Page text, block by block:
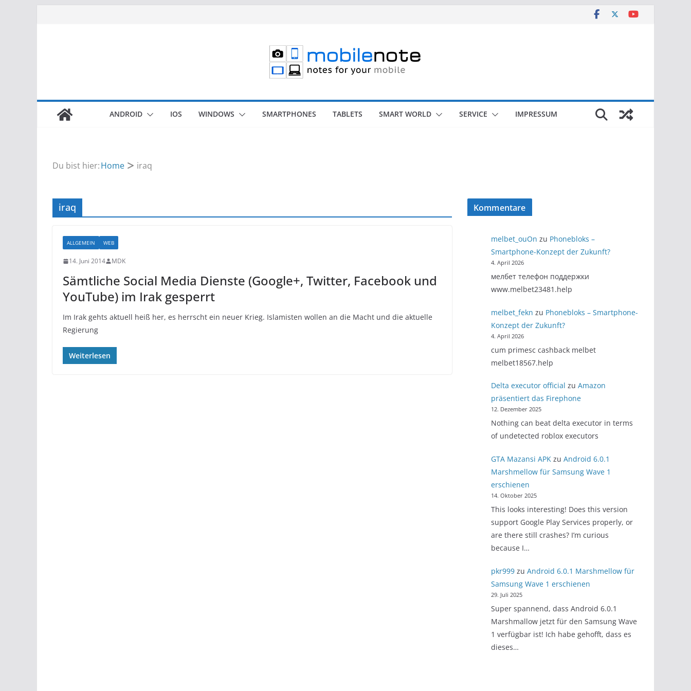
ANDROID IOS WINDOWS SMARTPHONES TABLETS SMART WORLD SERVICE IMPRESSUM
Du bist hier:Home iraq
iraq
ALLGEMEIN WEB
14. Juni 2014 MDK
Sämtliche Social Media Dienste (Google+, Twitter, Facebook und
YouTube) im Irak gesperrt
Im Irak gehts aktuell heiß her, es herrscht ein neuer Krieg. Islamisten wollen an die Macht und die aktuelle
Regierung
Weiterlesen
Kommentare
melbet_ouOn zu Phonebloks –
Smartphone-Konzept der Zukunft?
4. April 2026
мелбет телефон поддержки
www.melbet23481.help
melbet_fekn zu Phonebloks – Smartphone-
Konzept der Zukunft?
4. April 2026
cum primesc cashback melbet
melbet18567.help
Delta executor official zu Amazon
präsentiert das Firephone
12. Dezember 2025
Nothing can beat delta executor in terms
of undetected roblox executors
GTA Mazansi APKzu Android 6.0.1
Marshmellow für Samsung Wave 1
erschienen
14. Oktober 2025
This looks interesting! Does this version
support Google Play Services properly, or
are there still crashes? I’m curious
because I…
pkr999zu Android 6.0.1 Marshmellow für
Samsung Wave 1 erschienen
29. Juli 2025
Super spannend, dass Android 6.0.1
Marshmallow jetzt für den Samsung Wave
1 verfügbar ist! Ich habe gehofft, dass es
dieses…